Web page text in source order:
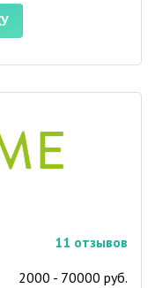
11 отзывов
2000 - 70000 руб.